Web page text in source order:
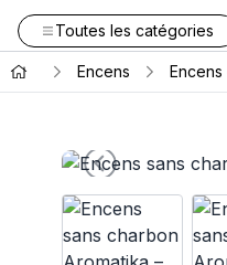
Toutes les catégories
Encens Encens